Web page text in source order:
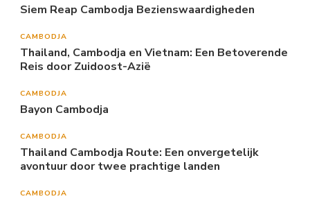
Siem Reap Cambodja Bezienswaardigheden
CAMBODJA
Thailand, Cambodja en Vietnam: Een Betoverende
Reis door Zuidoost-Azië
CAMBODJA
Bayon Cambodja
CAMBODJA
Thailand Cambodja Route: Een onvergetelijk
avontuur door twee prachtige landen
CAMBODJA